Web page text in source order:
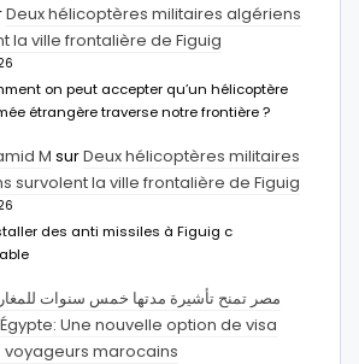
Deux hélicoptères militaires algériens
la ville frontalière de Figuig
on peut accepter qu’un hélicoptère
étrangère traverse notre frontière ?
M surDeux hélicoptères militaires
survolent la ville frontalière de Figuig
des anti missiles à Figuig c
مصر تمنح تأشيرة مدتها خمس سنوات
Égypte: Une nouvelle option de visa
voyageurs marocains